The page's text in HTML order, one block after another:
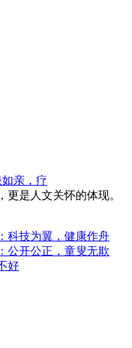
亲，疗
更是人文关怀的体现。
科技为翼，健康作舟
公开公正，童叟无欺
好